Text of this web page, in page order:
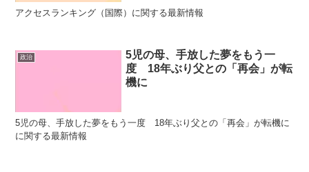
アクセスランキング（国際）に関する最新情報
政治
5児の母、手放した夢をもう一
度 18年ぶり父との「再会」が転
機に
5児の母、手放した夢をもう一度 18年ぶり父との「再会」が転機に
に関する最新情報